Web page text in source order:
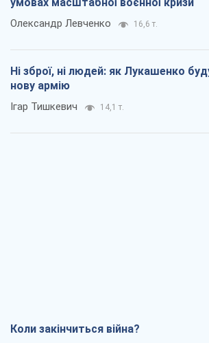
Олександр Левченко 16,6 т.
Ні зброї, ні людей: як Лукашенко
нову армію
Ігар Тишкевич 14,1 т.
Коли закінчиться війна?